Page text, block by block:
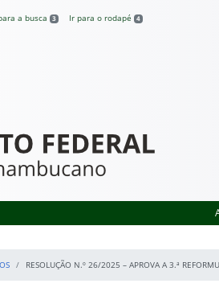
a busca 3 Ir para o rodapé 4
RESOLUÇÃO N.º 26/2025 – APROVA A 3.ª